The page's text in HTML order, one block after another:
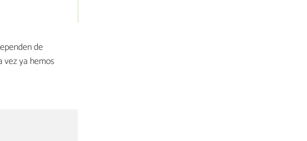
de
vez ya hemos